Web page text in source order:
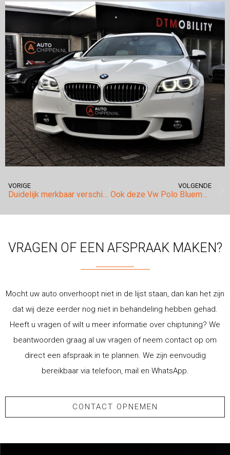
VORIGE
Duidelijk merkbaar verschil voor u als bestuurder op de Bmw F30 328i.
VOLGENDE
Ook deze Vw Polo Bluemotion is van het EGR probleem verlost.
VRAGEN OF EEN AFSPRAAK MAKEN?
Mocht uw auto onverhoopt niet in de lijst staan, dan kan het zijn
dat wij deze eerder nog niet in behandeling hebben gehad.
Heeft u vragen of wilt u meer informatie over chiptuning? We
beantwoorden graag al uw vragen of neem contact op om
direct een afspraak in te plannen. We zijn eenvoudig
bereikbaar via telefoon, mail en WhatsApp.
CONTACT OPNEMEN